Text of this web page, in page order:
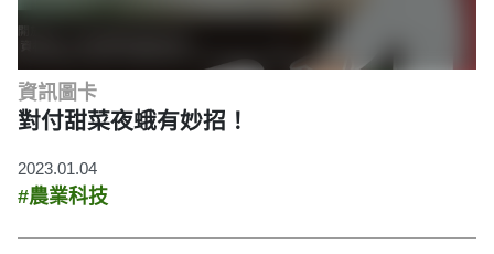
資訊圖卡
對付甜菜夜蛾有妙招！
2023.01.04
#農業科技